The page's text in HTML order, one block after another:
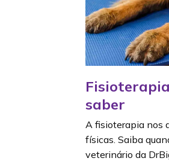
saber
A fisioterapia nos
físicas. Saiba
veterinário da